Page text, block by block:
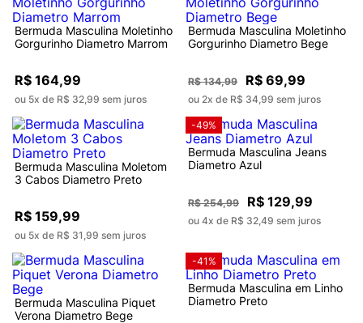
Bermuda Masculina Moletinho
Gorgurinho Diametro Marrom
R$ 164,99
ou 5x de R$ 32,99 sem juros
Bermuda Masculina Moletinho
Gorgurinho Diametro Bege
R$ 134,99 R$ 69,99
ou 2x de R$ 34,99 sem juros
Bermuda Masculina Moletom
3 Cabos Diametro Preto
R$ 159,99
ou 5x de R$ 31,99 sem juros
-49%
Bermuda Masculina Jeans
Diametro Azul
R$ 254,99 R$ 129,99
ou 4x de R$ 32,49 sem juros
Bermuda Masculina Piquet
Verona Diametro Bege
-41%
Bermuda Masculina em Linho
Diametro Preto